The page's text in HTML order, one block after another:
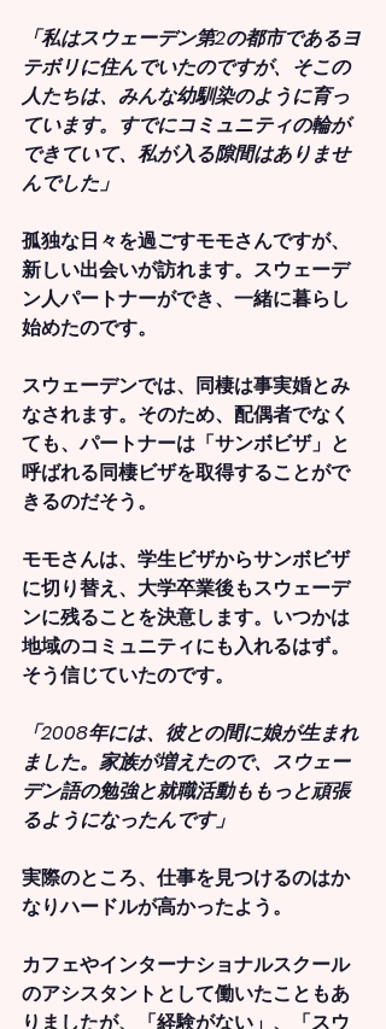
「私はスウェーデン第2の都市であるヨ
テボリに住んでいたのですが、そこの
人たちは、みんな幼馴染のように育っ
ています。すでにコミュニティの輪が
できていて、私が入る隙間はありませ
んでした」
孤独な日々を過ごすモモさんですが、
新しい出会いが訪れます。スウェーデ
ン人パートナーができ、一緒に暮らし
始めたのです。
スウェーデンでは、同棲は事実婚とみ
なされます。そのため、配偶者でなく
ても、パートナーは「サンボビザ」と
呼ばれる同棲ビザを取得することがで
きるのだそう。
モモさんは、学生ビザからサンボビザ
に切り替え、大学卒業後もスウェーデ
ンに残ることを決意します。いつかは
地域のコミュニティにも入れるはず。
そう信じていたのです。
「2008年には、彼との間に娘が生まれ
ました。家族が増えたので、スウェー
デン語の勉強と就職活動ももっと頑張
るようになったんです」
実際のところ、仕事を見つけるのはか
なりハードルが高かったよう。
カフェやインターナショナルスクール
のアシスタントとして働いたこともあ
りましたが、「経験がない」、「スウ